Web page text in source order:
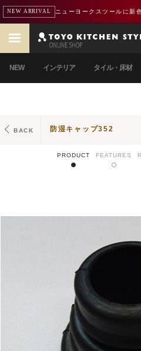
NEW ARRIVAL ニューヨークスツールに新
NEW インテリア タイル・床材
BACK 防湿キャップ352
PRODUCT FEATURES